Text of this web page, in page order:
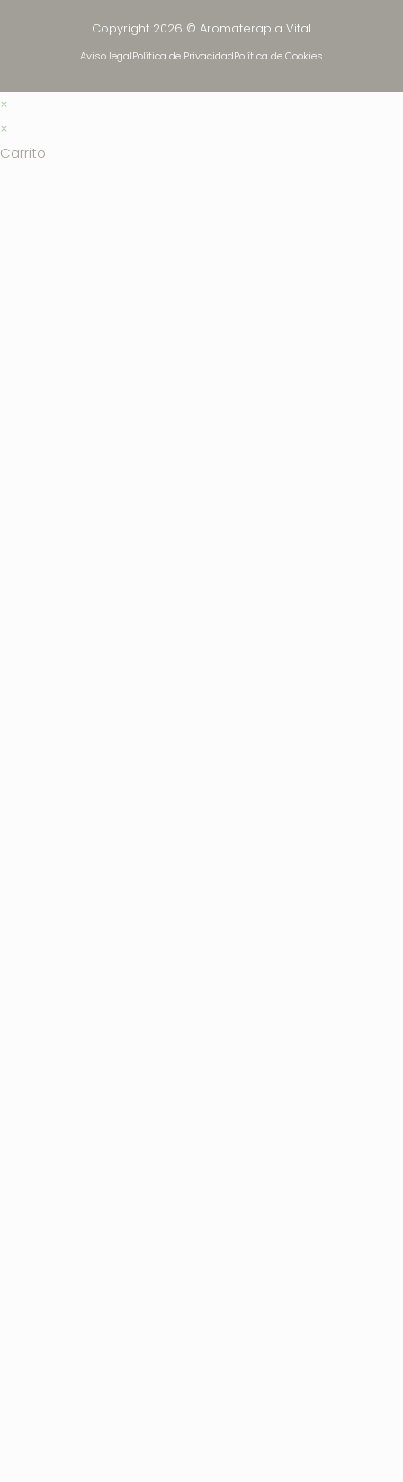
Copyright 2026 © Aromaterapia Vital
Aviso legalPolítica de PrivacidadPolítica de Cookies
×
×
Carrito